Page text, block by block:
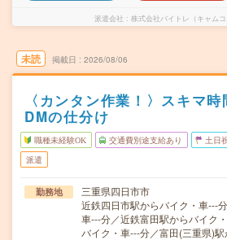
派遣会社 株式会社バイトレ（キャムコ
未読 掲載日 2026/08/06
〈カンタン作業！〉スキマ
DMの仕分け
職種未経験OK 交通費別途支給あり 土日
派遣
勤務地
三重県四日市市
近鉄四日市駅からバイク・車---
車---分／近鉄富田駅からバイク
バイク・車---分／富田(三重県)